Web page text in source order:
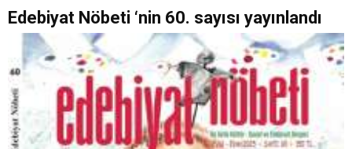
Edebiyat Nöbeti ‘nin 60. sayısı yayınlandı